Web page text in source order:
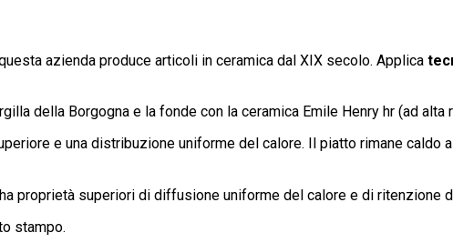
azienda produce articoli in ceramica dal XIX secolo. Applica
della Borgogna e la fonde con la ceramica Emile Henry hr (ad alta
e una distribuzione uniforme del calore. Il piatto rimane
proprietà superiori di diffusione uniforme del calore e di ritenzione
stampo.